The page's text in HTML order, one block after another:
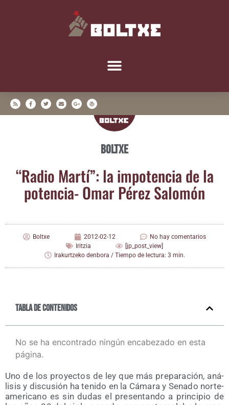
Boltxe
“Radio Mar­tí”: la impo­ten­cia de la
poten­cia- Omar Pérez Salomón
Boltxe 2012-02-12
No hay comentarios
Iritzia
[jp_post_view]
Irakurtzeko denbora / Tiempo de lectura: 3 min.
Tabla de contenidos
No se ha encontrado ningún encabezado en esta
página.
Uno de los pro­yec­tos de ley que más pre­pa­ra­ción, aná­
li­sis y dis­cu­sión ha teni­do en la Cáma­ra y Sena­do nor­te­
ame­ri­cano es sin dudas el pre­sen­tan­do a prin­ci­pio de